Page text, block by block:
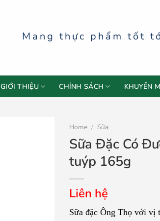
Mang thực phẩm tốt
GIỚI THIỆU CHÍNH SÁCH KHUYẾN
Home / Sữa
Sữa Đặc Có
tuýp 165g
Liên hệ
Sữa đặc Ông Thọ với vị